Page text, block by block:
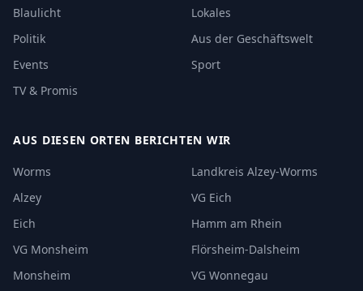
Blaulicht
Lokales
Politik
Aus der Geschäftswelt
Events
Sport
TV & Promis
AUS DIESEN ORTEN BERICHTEN WIR
Worms
Landkreis Alzey-Worms
Alzey
VG Eich
Eich
Hamm am Rhein
VG Monsheim
Flörsheim-Dalsheim
Monsheim
VG Wonnegau